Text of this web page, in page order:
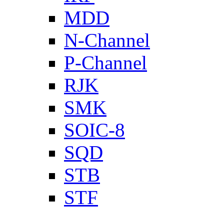
MDD
N-Channel
P-Channel
RJK
SMK
SOIC-8
SQD
STB
STF